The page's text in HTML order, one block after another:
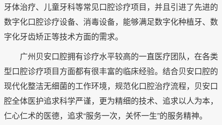
牙体治疗、儿童牙科等常见口腔诊疗项目，并且引进了先进的
数字化口腔诊疗设备、消毒设备，能够满足数字化种植牙、数
字化牙齿矫正等技术方面的需求。
广州贝安口腔拥有诊疗水平较高的一直医疗团队，在各类
型口腔诊疗项目方面都有很丰富的临床经验。结合贝安口腔的
现代化整洁无细菌的工作环境，规范化口腔治疗流程，贝安口
腔全体医护追求科学严谨，更为精细的技术、追求以人为本，
仁心仁术的医德，追求“服务一次，关怀一生”的服务精神。